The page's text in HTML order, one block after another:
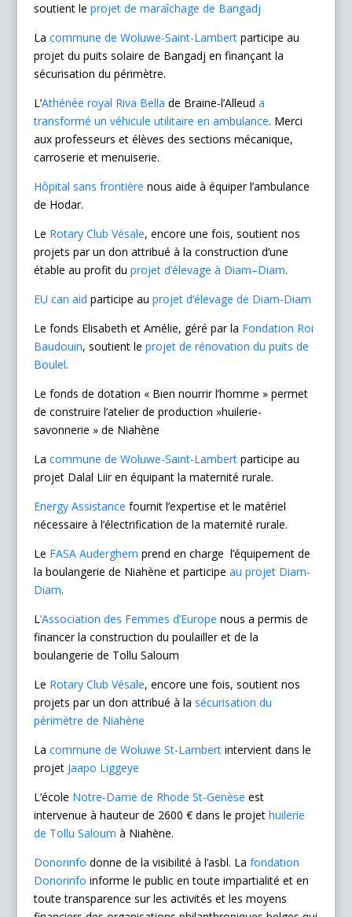
soutient le projet de maraîchage de Bangadj
La commune de Woluwe-Saint-Lambertparticipe au
projet du puits solaire de Bangadj en finançant la
sécurisation du périmètre.
L’Athénée royal Riva Bella de Braine-l’Alleud a
transformé un véhicule utilitaire en ambulance. Merci
aux professeurs et élèves des sections mécanique,
carroserie et menuiserie.
Hôpital sans frontière nous aide à équiper l’ambulance
de Hodar.
Le Rotary Club Vésale, encore une fois, soutient nos
projets par un don attribué à la construction d’une
étable au profit du projet d’élevage à Diam–Diam.
EU can aid participe au projet d’élevage de Diam-Diam
Le fonds Elisabeth et Amélie, géré par la Fondation Roi
Baudouin, soutient le projet de rénovation du puits de
Boulel.
Le fonds de dotation « Bien nourrir l’homme » permet
de construire l’atelier de production »huilerie-
savonnerie » de Niahène
La commune de Woluwe-Saint-Lambertparticipe au
projet Dalal Liir en équipant la maternité rurale.
Energy Assistance fournit l’expertise et le matériel
nécessaire à l’électrification de la maternité rurale.
Le FASA Auderghem prend en charge l’équipement de
la boulangerie de Niahène et participe au projet Diam-
Diam.
L’Association des Femmes d’Europe nous a permis de
financer la construction du poulailler et de la
boulangerie de Tollu Saloum
Le Rotary Club Vésale, encore une fois, soutient nos
projets par un don attribué à la sécurisation du
périmètre de Niahène
La commune de Woluwe St-Lambertintervient dans le
projet Jaapo Liggeye
L’école Notre-Dame de Rhode St-Genèse est
intervenue à hauteur de 2600 € dans le projet huilerie
de Tollu Saloum à Niahène.
Donorinfo donne de la visibilité à l’asbl. La fondation
Donorinfo informe le public en toute impartialité et en
toute transparence sur les activités et les moyens